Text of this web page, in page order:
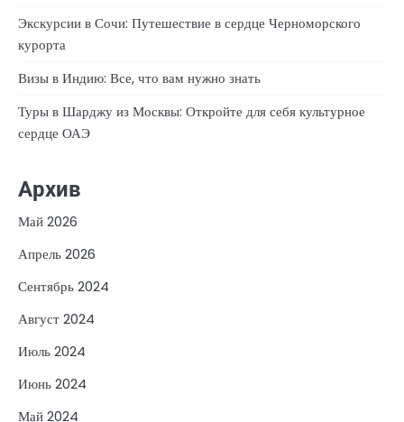
Экскурсии в Сочи: Путешествие в сердце Черноморского
курорта
Визы в Индию: Все, что вам нужно знать
Туры в Шарджу из Москвы: Откройте для себя культурное
сердце ОАЭ
Архив
Май 2026
Апрель 2026
Сентябрь 2024
Август 2024
Июль 2024
Июнь 2024
Май 2024